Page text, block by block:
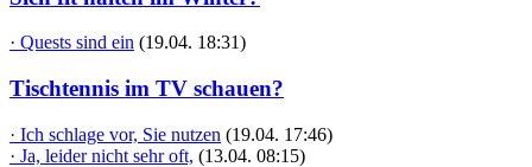
· Quests sind ein (19.04. 18:31)
Tischtennis im TV schauen?
· Ich schlage vor, Sie nutzen (19.04. 17:46)
· Ja, leider nicht sehr oft, (13.04. 08:15)